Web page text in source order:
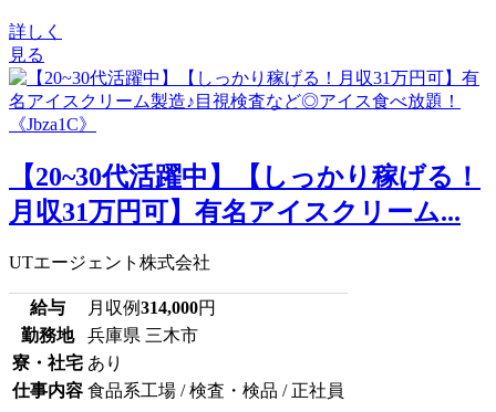
詳しく
見る
【20~30代活躍中】【しっかり稼げる！
月収31万円可】有名アイスクリーム...
UTエージェント株式会社
給与 月収例314,000円
勤務地
兵庫県 三木市
寮・社宅 あり
仕事内容 食品系工場 / 検査・検品 / 正社員